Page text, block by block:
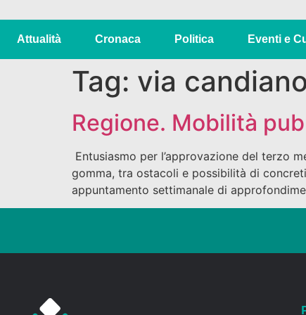
Attualità Cronaca Politica Eventi e
Tag: via
Regione. Mobilità
Entusiasmo per l’approvazione del terzo
gomma, tra ostacoli e possibilità di
appuntamento settimanale di